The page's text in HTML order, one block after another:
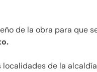
de la obra para que
de la